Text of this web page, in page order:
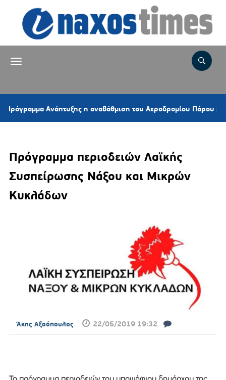
Ανάπτυξης η αναβάθμιση του Αεροδρομίου Πάρου με 45,44
Πρόγραμμα περιοδειών Λαϊκής
Συσπείρωσης Νάξου και Μικρών
Κυκλάδων
Άκης Αξαόπουλος 22/05/2019 19:32